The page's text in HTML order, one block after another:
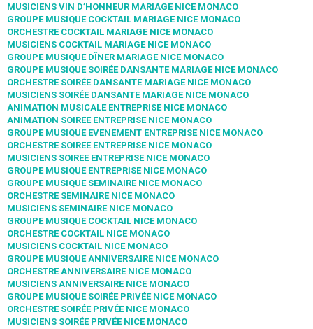
MUSICIENS VIN D’HONNEUR MARIAGE NICE MONACO
GROUPE MUSIQUE COCKTAIL MARIAGE NICE MONACO
ORCHESTRE COCKTAIL MARIAGE NICE MONACO
MUSICIENS COCKTAIL MARIAGE NICE MONACO
GROUPE MUSIQUE DÎNER MARIAGE NICE MONACO
GROUPE MUSIQUE SOIRÉE DANSANTE MARIAGE NICE MONACO
ORCHESTRE SOIRÉE DANSANTE MARIAGE NICE MONACO
MUSICIENS SOIRÉE DANSANTE MARIAGE NICE MONACO
ANIMATION MUSICALE ENTREPRISE NICE MONACO
ANIMATION SOIREE ENTREPRISE NICE MONACO
GROUPE MUSIQUE EVENEMENT ENTREPRISE NICE MONACO
ORCHESTRE SOIREE ENTREPRISE NICE MONACO
MUSICIENS SOIREE ENTREPRISE NICE MONACO
GROUPE MUSIQUE ENTREPRISE NICE MONACO
GROUPE MUSIQUE SEMINAIRE NICE MONACO
ORCHESTRE SEMINAIRE NICE MONACO
MUSICIENS SEMINAIRE NICE MONACO
GROUPE MUSIQUE COCKTAIL NICE MONACO
ORCHESTRE COCKTAIL NICE MONACO
MUSICIENS COCKTAIL NICE MONACO
GROUPE MUSIQUE ANNIVERSAIRE NICE MONACO
ORCHESTRE ANNIVERSAIRE NICE MONACO
MUSICIENS ANNIVERSAIRE NICE MONACO
GROUPE MUSIQUE SOIRÉE PRIVÉE NICE MONACO
ORCHESTRE SOIRÉE PRIVÉE NICE MONACO
MUSICIENS SOIRÉE PRIVÉE NICE MONACO